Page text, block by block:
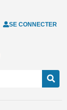
SE CONNECTER